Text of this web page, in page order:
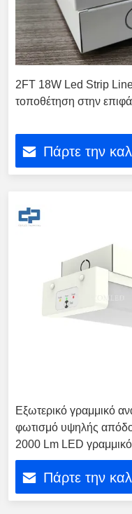
2FT 18W Led Strip
τοποθέτηση στην
Πάρτε την
Εξωτερικό γραμμικό
φωτισμό υψηλής
2000 Lm LED
Πάρτε την